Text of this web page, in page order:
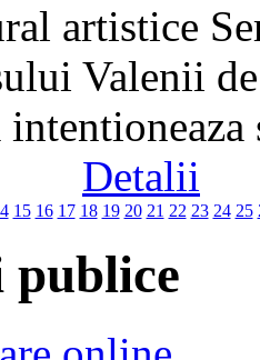
artistice
Valenii
Detalii
15 16 17 18 19 20 21 22 23 24 25